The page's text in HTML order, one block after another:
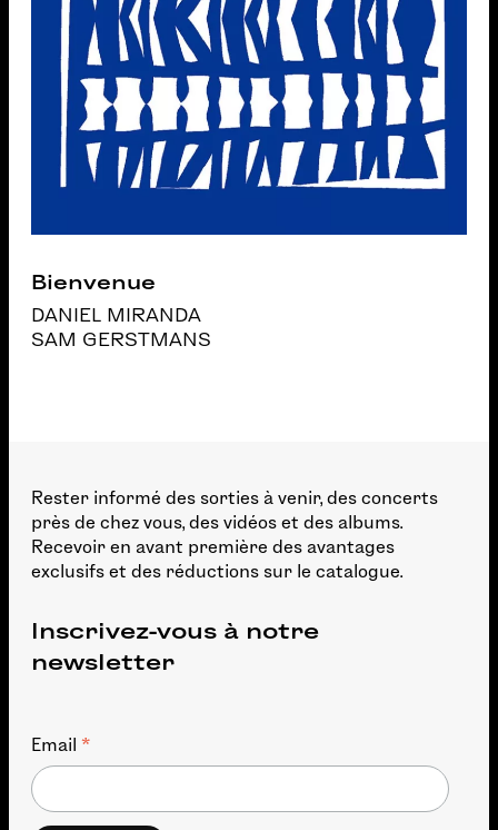
Bienvenue
DANIEL MIRANDA
SAM GERSTMANS
Rester informé des sorties à venir, des concerts
près de chez vous, des vidéos et des albums.
Recevoir en avant première des avantages
exclusifs et des réductions sur le catalogue.
Inscrivez-vous à notre
newsletter
Email *